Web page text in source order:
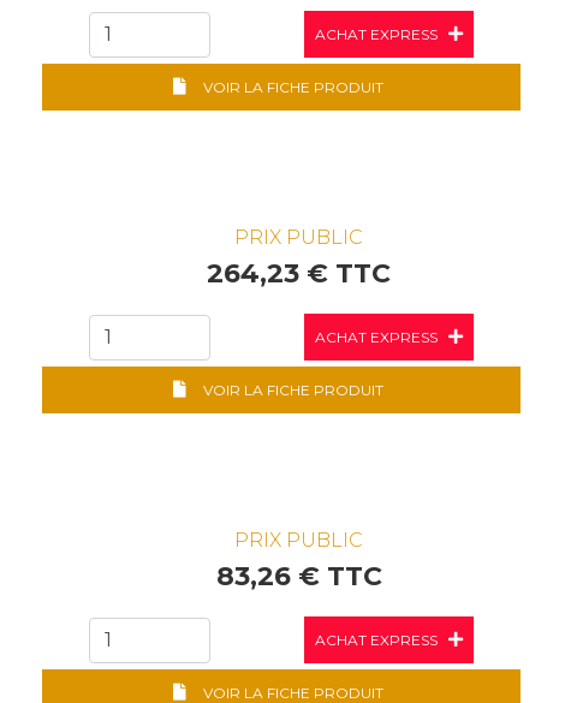
ACHAT EXPRESS
VOIR LA FICHE PRODUIT
PRIX PUBLIC
264,23 € TTC
ACHAT EXPRESS
VOIR LA FICHE PRODUIT
PRIX PUBLIC
83,26 € TTC
ACHAT EXPRESS
VOIR LA FICHE PRODUIT